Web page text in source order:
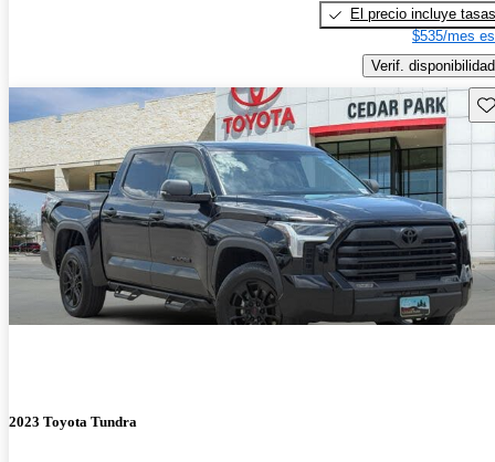
El precio incluye tasas
$535/mes
Verif. disponibilidad
2023 Toyota Tundra